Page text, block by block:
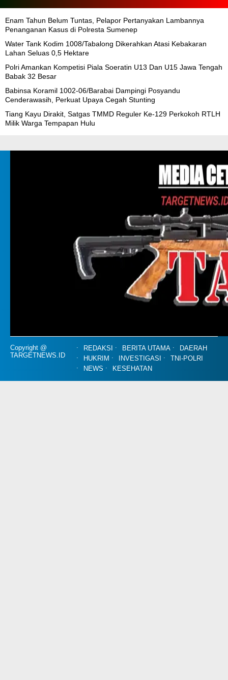
Enam Tahun Belum Tuntas, Pelapor Pertanyakan Lambannya
Penanganan Kasus di Polresta Sumenep
Water Tank Kodim 1008/Tabalong Dikerahkan Atasi Kebakaran
Lahan Seluas 0,5 Hektare
Polri Amankan Kompetisi Piala Soeratin U13 Dan U15 Jawa Tengah
Babak 32 Besar
Babinsa Koramil 1002-06/Barabai Dampingi Posyandu
Cenderawasih, Perkuat Upaya Cegah Stunting
Tiang Kayu Dirakit, Satgas TMMD Reguler Ke-129 Perkokoh RTLH
Milik Warga Tempapan Hulu
Copyright @
TARGETNEWS.ID
REDAKSI BERITA UTAMA
DAERAH
HUKRIM
INVESTIGASI
TNI-POLRI
NEWS
KESEHATAN